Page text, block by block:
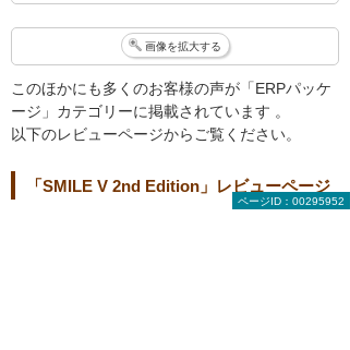
画像を拡大する
このほかにも多くのお客様の声が「ERPパッケ
ージ」カテゴリーに掲載されています 。
以下のレビューページからご覧ください。
「SMILE V 2nd Edition」レビューページ
ページID：00295952